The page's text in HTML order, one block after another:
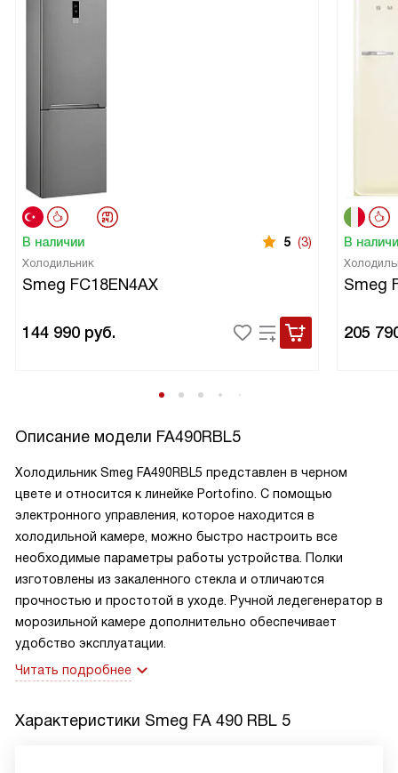
В наличии 5 (3)
Холодильник
Smeg FC18EN4AX
144 990 руб.
В
Smeg
205
Описание модели FA490RBL5
Холодильник Smeg FA490RBL5 представлен в черном
цвете и относится к линейке Portofino. С помощью
электронного управления, которое находится в
холодильной камере, можно быстро настроить все
необходимые параметры работы устройства. Полки
изготовлены из закаленного стекла и отличаются
прочностью и простотой в уходе. Ручной ледегенератор в
морозильной камере дополнительно обеспечивает
удобство эксплуатации.
Читать подробнее
Характеристики Smeg FA 490 RBL 5